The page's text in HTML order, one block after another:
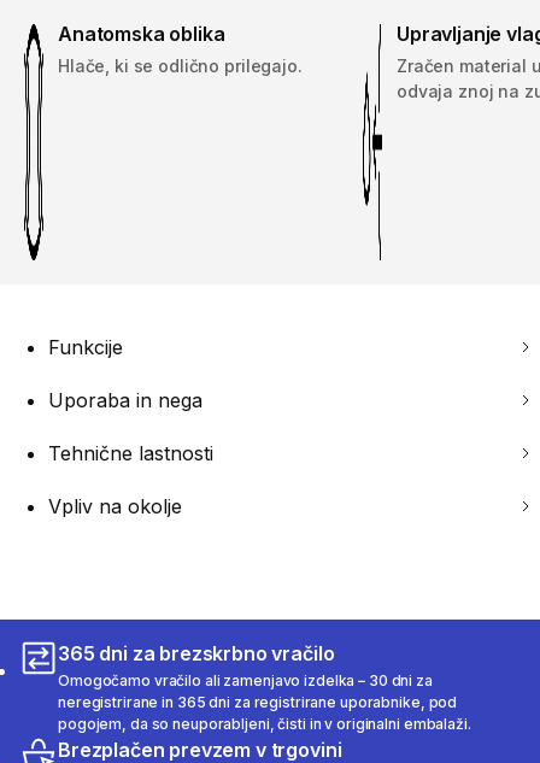
Anatomska oblika
Hlače, ki se odlično prilegajo.
Upravljanje
Zračen material
odvaja znoj na
Funkcije
Uporaba in nega
Tehnične lastnosti
Vpliv na okolje
365 dni za brezskrbno vračilo
Omogočamo vračilo ali zamenjavo izdelka – 30 dni za
neregistrirane in 365 dni za registrirane uporabnike, pod
pogojem, da so neuporabljeni, čisti in v originalni embalaži.
Brezplačen prevzem v trgovini